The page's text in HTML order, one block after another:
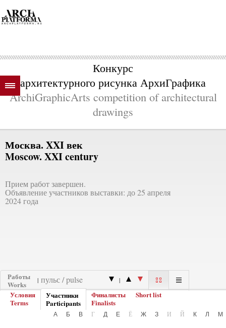
Конкурс
архитектурного рисунка АрхиГрафика
ArchiGraphicArts competition of architectural
drawings
Москва. XXI век
Moscow. XXI century
Прием работ завершен.
Объявление участников выставки: до 25 апреля
2024 года
Работы
Works
| |
Условия
Terms
Участники
Participants
Финалисты
Finalists
Short list
А Б В Г Д Е Ё Ж З И Й К Л М